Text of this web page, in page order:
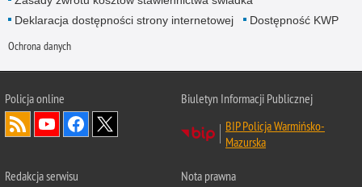
Deklaracja dostępności strony internetowej
Dostępność KWP
Ochrona danych
Policja online
Biuletyn Informacji Publicznej
BIP Policja Warmińsko-
Mazurska
Redakcja serwisu
Nota prawna